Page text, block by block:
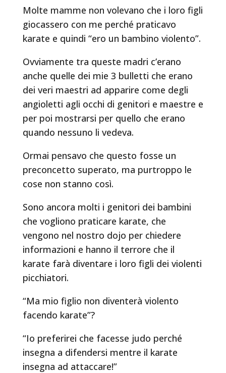
Molte mamme non volevano che i loro figli
giocassero con me perché praticavo
karate e quindi “ero un bambino violento”.
Ovviamente tra queste madri c’erano
anche quelle dei mie 3 bulletti che erano
dei veri maestri ad apparire come degli
angioletti agli occhi di genitori e maestre e
per poi mostrarsi per quello che erano
quando nessuno li vedeva.
Ormai pensavo che questo fosse un
preconcetto superato, ma purtroppo le
cose non stanno così.
Sono ancora molti i genitori dei bambini
che vogliono praticare karate, che
vengono nel nostro dojo per chiedere
informazioni e hanno il terrore che il
karate farà diventare i loro figli dei violenti
picchiatori.
“Ma mio figlio non diventerà violento
facendo karate”?
“Io preferirei che facesse judo perché
insegna a difendersi mentre il karate
insegna ad attaccare!”